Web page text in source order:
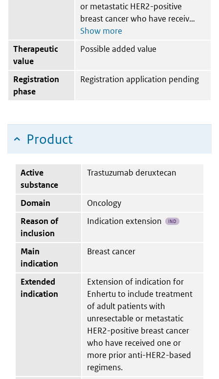
or metastatic HER2-positive
breast cancer who have receiv
Therapeutic
value
Possible added value
Registration
phase
Registration application pending
Product
Active
substance
Trastuzumab deruxtecan
Domain
Oncology
Reason of
inclusion
Indication extension IND
Main
indication
Breast cancer
Extended
indication
Extension of indication for
Enhertu to include treatment
of adult patients with
unresectable or metastatic
HER2-positive breast cancer
who have received one or
more prior anti-HER2-based
regimens.